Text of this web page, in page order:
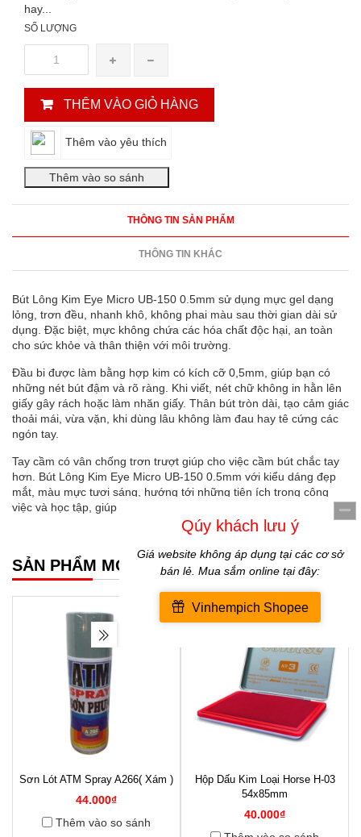
hay...
SỐ LƯỢNG
THÊM VÀO GIỎ HÀNG
Thêm vào yêu thích
THÔNG TIN SẢN PHẨM
THÔNG TIN KHÁC
Bút Lông Kim Eye Micro UB-150 0.5mm sử dụng mực gel dạng
lỏng, trơn đều, nhanh khô, không phai màu sau thời gian dài sử
dụng. Đặc biệt, mực không chứa các hóa chất độc hại, an toàn
cho sức khỏe và thân thiện với môi trường.
Đầu bi được làm bằng hợp kim có kích cỡ 0,5mm, giúp bạn có
những nét bút đậm và rõ ràng. Khi viết, nét chữ không in hằn lên
giấy gây rách hoặc làm nhăn giấy. Thân bút tròn dài, tạo cảm giác
thoải mái, vừa vặn, khi dùng lâu không làm đau hay tê cứng các
ngón tay.
Tay cầm có vân chống trơn trượt giúp cho việc cầm bút chắc tay
hơn. Bút Lông Kim Eye Micro UB-150 0.5mm với kiểu dáng đẹp
mắt, màu mực tươi sáng, hướng tới những tiện ích trong công
việc và học tập, giúp bạn ghi chép thuận tiện, dễ dàng.
SẢN PHẨM MỚI NHẤT
Sơn Lót ATM Spray A266( Xám )
44.000₫
Thêm vào so sánh
Hộp Dấu Kim Loại Horse H-03
54x85mm
40.000₫